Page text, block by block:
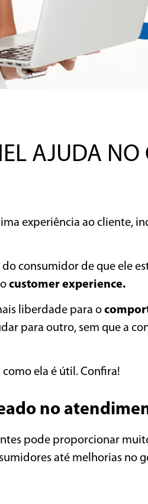
AJUDA NO
experiência ao cliente,
consumidor de que ele
customer experience.
liberdade para o
para outro, sem que a
ela é útil. Confira!
no
pode proporcionar
até melhorias no